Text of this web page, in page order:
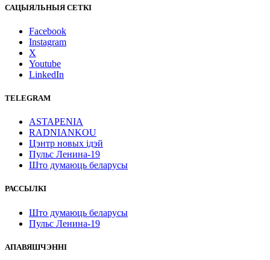
САЦЫЯЛЬНЫЯ СЕТКІ
Facebook
Instagram
X
Youtube
LinkedIn
TELEGRAM
ASTAPENIA
RADNIANKOU
Цэнтр новых ідэй
Пульс Ленина-19
Што думаюць беларусы
РАССЫЛКІ
Што думаюць беларусы
Пульс Ленина-19
АПАВЯШЧЭННІ